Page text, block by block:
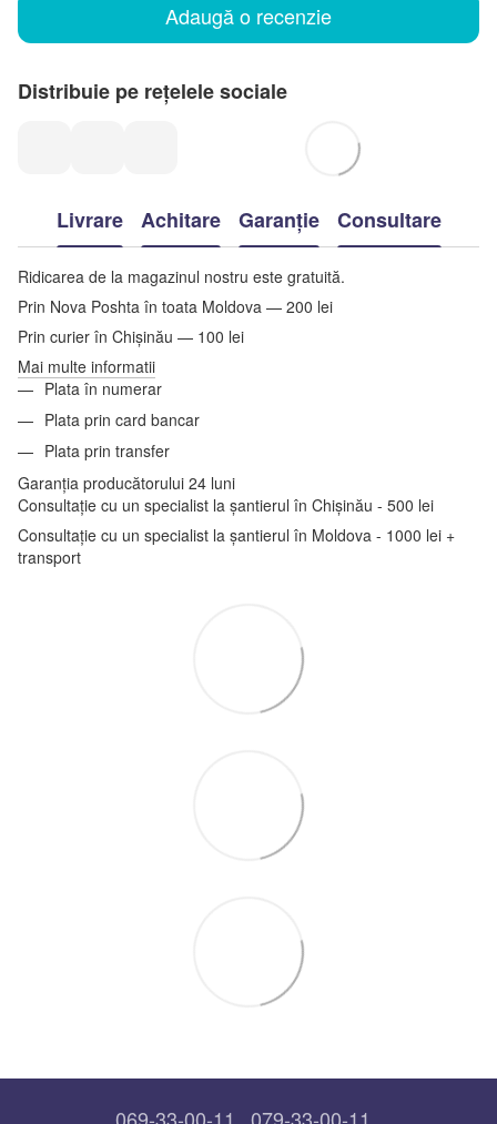
Adaugă o recenzie
Distribuie pe rețelele sociale
Livrare Achitare Garanție Consultare
Ridicarea de la magazinul nostru este gratuită.
Prin Nova Poshta în toata Moldova — 200 lei
Prin curier în Chișinău — 100 lei
Mai multe informatii
Plata în numerar
Plata prin card bancar
Plata prin transfer
Garanția producătorului 24 luni
Consultație cu un specialist la șantierul în Chișinău - 500 lei
Consultație cu un specialist la șantierul în Moldova - 1000 lei +
transport
069-33-00-11 079-33-00-11